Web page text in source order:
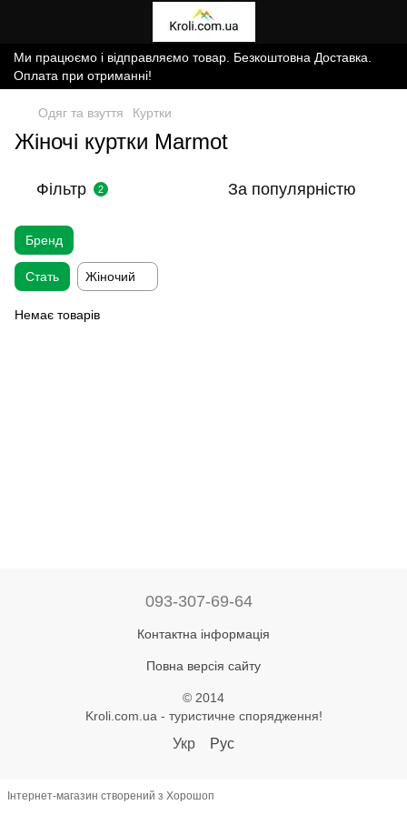
Ми працюємо і відправляємо товар. Безкоштовна Доставка.
Оплата при отриманні!
Одяг та взуття Куртки
Жіночі куртки Marmot
Фільтр 2 За популярністю
Бренд
Стать Жіночий
Немає товарів
093-307-69-64
Контактна інформація
Повна версія сайту
© 2014
Kroli.com.ua - туристичне спорядження!
Укр Рус
Інтернет-магазин створений з Хорошоп